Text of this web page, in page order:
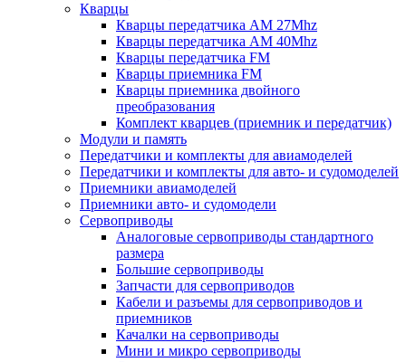
Кварцы
Кварцы передатчика AM 27Mhz
Кварцы передатчика AM 40Mhz
Кварцы передатчика FM
Кварцы приемника FM
Кварцы приемника двойного
преобразования
Комплект кварцев (приемник и передатчик)
Модули и память
Передатчики и комплекты для авиамоделей
Передатчики и комплекты для авто- и судомоделей
Приемники авиамоделей
Приемники авто- и судомодели
Сервоприводы
Аналоговые сервоприводы стандартного
размера
Большие сервоприводы
Запчасти для сервоприводов
Кабели и разъемы для сервоприводов и
приемников
Качалки на сервоприводы
Мини и микро сервоприводы